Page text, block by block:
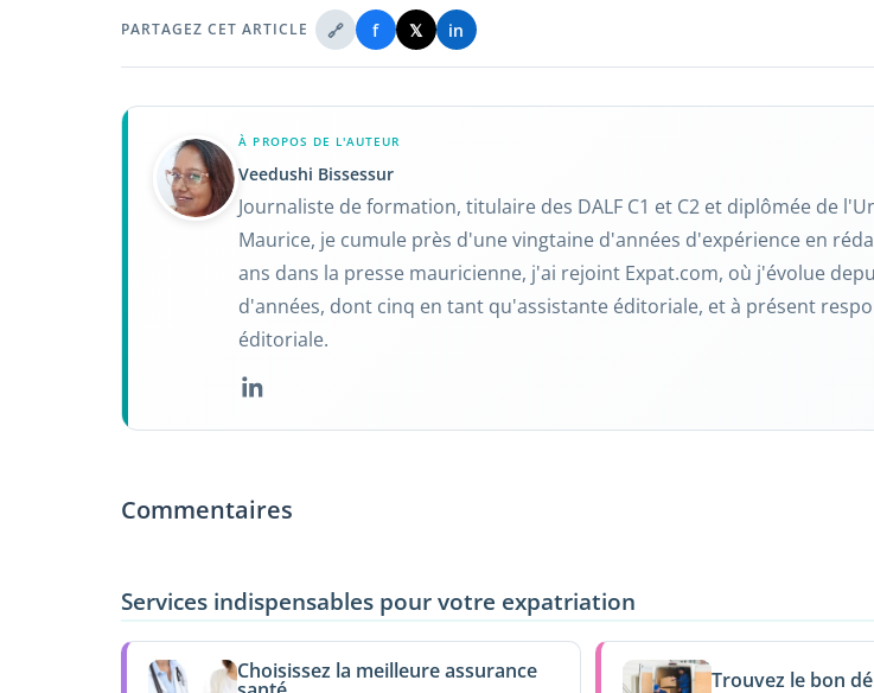
PARTAGEZ CET ARTICLE 🔗 f 𝕏 in
À PROPOS DE L'AUTEUR
Veedushi Bissessur
Journaliste de formation, titulaire des DALF C1 et C2 et diplômée de
Maurice, je cumule près d'une vingtaine d'années d'expérience en
ans dans la presse mauricienne, j'ai rejoint Expat.com, où j'évolue
d'années, dont cinq en tant qu'assistante éditoriale, et à présent
éditoriale.
Commentaires
Services indispensables pour votre expatriation
Choisissez la meilleure assurance Trouvez le bon